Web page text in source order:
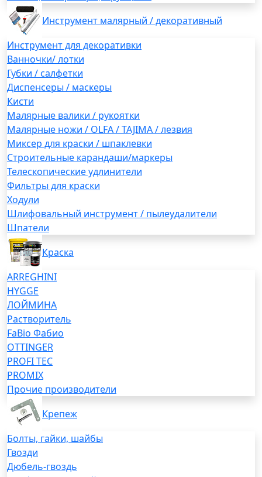
Инструмент малярный / декоративный
Инструмент для декоративки
Ванночки/ лотки
Губки / салфетки
Диспенсеры / маскеры
Кисти
Малярные валики / рукоятки
Малярные ножи / OLFA / TAJIMA / лезвия
Миксер для краски / шпаклевки
Строительные карандаши/маркеры
Телескопические удлинители
Фильтры для краски
Ходули
Шлифовальный инструмент / пылеудалители
Шпатели
Краска
ARREGHINI
HYGGE
ЛОЙМИНА
Растворитель
FaBio Фабио
OTTINGER
PROFI TEC
PROMIX
Прочие производители
Крепеж
Болты, гайки, шайбы
Гвозди
Дюбель-гвоздь